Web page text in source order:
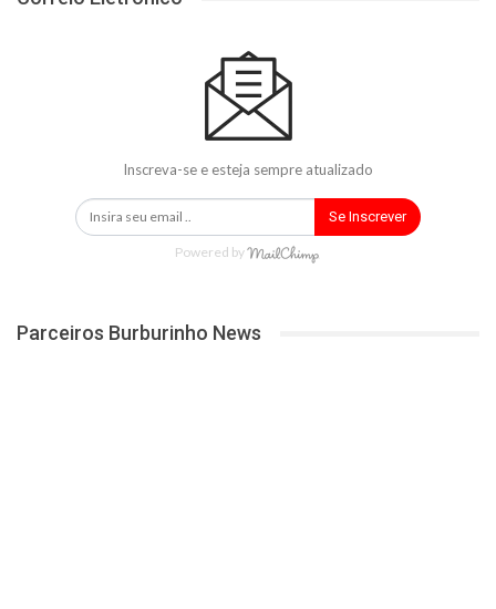
Inscreva-se e esteja sempre atualizado
Se Inscrever
Powered by
Parceiros Burburinho News